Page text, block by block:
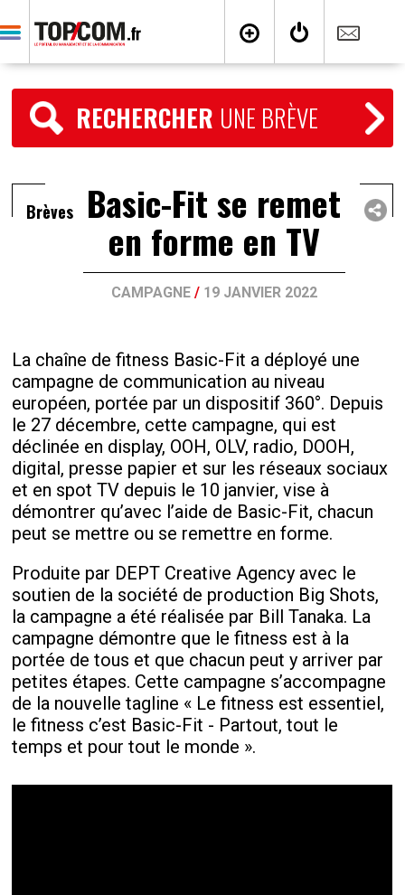
RECHERCHER UNE BRÈVE
Brèves Basic-Fit se remet
en forme en TV
CAMPAGNE/ 19 JANVIER 2022
La chaîne de fitness Basic-Fit a déployé une
campagne de communication au niveau
européen, portée par un dispositif 360°. Depuis
le 27 décembre, cette campagne, qui est
déclinée en display, OOH, OLV, radio, DOOH,
digital, presse papier et sur les réseaux sociaux
et en spot TV depuis le 10 janvier, vise à
démontrer qu’avec l’aide de Basic-Fit, chacun
peut se mettre ou se remettre en forme.
Produite par DEPT Creative Agency avec le
soutien de la société de production Big Shots,
la campagne a été réalisée par Bill Tanaka. La
campagne démontre que le fitness est à la
portée de tous et que chacun peut y arriver par
petites étapes. Cette campagne s’accompagne
de la nouvelle tagline « Le fitness est essentiel,
le fitness c’est Basic-Fit - Partout, tout le
temps et pour tout le monde ».